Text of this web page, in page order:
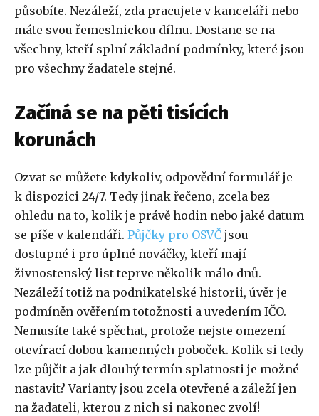
působíte. Nezáleží, zda pracujete v kanceláři nebo
máte svou řemeslnickou dílnu. Dostane se na
všechny, kteří splní základní podmínky, které jsou
pro všechny žadatele stejné.
Začíná se na pěti tisících
korunách
Ozvat se můžete kdykoliv, odpovědní formulář je
k dispozici 24/7. Tedy jinak řečeno, zcela bez
ohledu na to, kolik je právě hodin nebo jaké datum
se píše v kalendáři. Půjčky pro OSVČ jsou
dostupné i pro úplné nováčky, kteří mají
živnostenský list teprve několik málo dnů.
Nezáleží totiž na podnikatelské historii, úvěr je
podmíněn ověřením totožnosti a uvedením IČO.
Nemusíte také spěchat, protože nejste omezení
otevírací dobou kamenných poboček. Kolik si tedy
lze půjčit a jak dlouhý termín splatnosti je možné
nastavit? Varianty jsou zcela otevřené a záleží jen
na žadateli, kterou z nich si nakonec zvolí!